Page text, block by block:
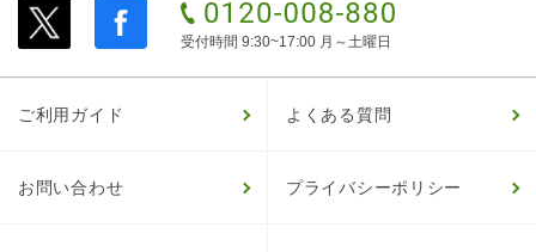
受付時間 9:30~17:00 月～土曜日
ご利用ガイド よくある質問
お問い合わせ プライバシーポリシー